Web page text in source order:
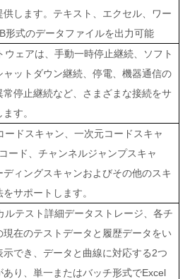
供します。テキスト、エクセル、ワー
形式のデータファイルを出力可能
ウェアは、手動一時停止継続、ソフト
ャットダウン継続、停電、機器通信の
常停止継続など、さまざまな接続をサ
す。
ードスキャン、一次元コードスキャ
ード、チャンネルジャンプスキャ
ディングスキャンおよびその他のスキ
をサポートします。
ルテスト詳細データストレージ、各チ
現在のテストデータと履歴データをい
示でき、データと曲線に対応する2つ
あり、単一またはバッチ形式でExcel